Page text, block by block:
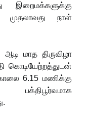
முதலாவது நாள்
மாத திருவிழா
6.15 மணிக்கு
பக்திபூர்வமாக